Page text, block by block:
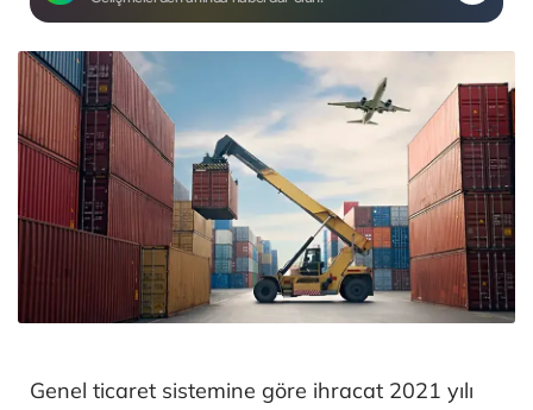
Genel ticaret sistemine göre ihracat 2021 yılı